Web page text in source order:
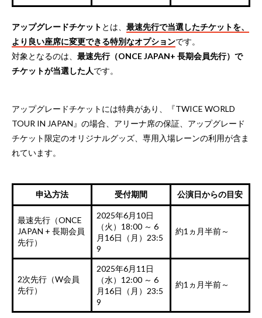
アップグレードチケット とは、 最速先行で当選したチケットを、
より良い座席に変更できる特別なオプションです。
対象となるのは、 最速先行（ONCE JAPAN+ 長期会員先行）で
チケットが当選した人です。
アップグレードチケットには特典があり、『TWICE WORLD
TOUR IN JAPAN』の場合、アリーナ席の保証、アップグレード
チケット限定のオリジナルグッズ、専用入場レーンの利用が含ま
れています。
申込方法 受付期間 公演日からの目安
最速先行（ONCE
JAPAN + 長期会員
先行）
2025年6月10日
（火）18:00 ～ 6
月16日（月）23:5
9
約1ヵ月半前～
2次先行（W会員
先行）
2025年6月11日
（水）12:00 ～ 6
月16日（月）23:5
9
約1ヵ月半前～